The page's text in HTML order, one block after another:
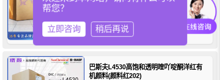
一款高透明的喹吖啶酮紫红有机颜料，呈
独特的黄相洋红色调，在二甲基喹吖啶酮
的色调范围内具有非常好的流变性能，尽
但它也适用于水生体系，因为他在汽车应
用中的金属和效果色调中具有高透明度性
巴斯夫L4530高饱和透明喹吖啶酮洋红有
机颜料(颜料红202)
帮您？
立即咨询 稍后再说